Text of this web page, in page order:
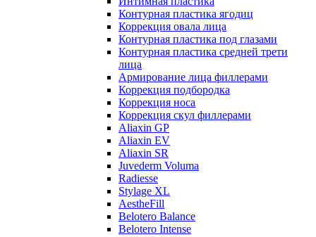
Контурная пластика ягодиц
Коррекция овала лица
Контурная пластика под глазами
Контурная пластика средней трети
лица
Армирование лица филлерами
Коррекция подбородка
Коррекция носа
Коррекция скул филлерами
Aliaxin GP
Aliaxin EV
Aliaxin SR
Juvederm Voluma
Radiesse
Stylage XL
AestheFill
Belotero Balance
Belotero Intense